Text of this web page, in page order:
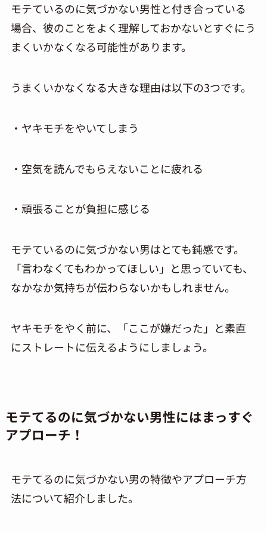
モテているのに気づかない男性と付き合っている
場合、彼のことをよく理解しておかないとすぐにう
まくいかなくなる可能性があります。
うまくいかなくなる大きな理由は以下の3つです。
・ヤキモチをやいてしまう
・空気を読んでもらえないことに疲れる
・頑張ることが負担に感じる
モテているのに気づかない男はとても鈍感です。
「言わなくてもわかってほしい」と思っていても、
なかなか気持ちが伝わらないかもしれません。
ヤキモチをやく前に、「ここが嫌だった」と素直
にストレートに伝えるようにしましょう。
モテてるのに気づかない男性にはまっすぐ
アプローチ！
モテてるのに気づかない男の特徴やアプローチ方
法について紹介しました。